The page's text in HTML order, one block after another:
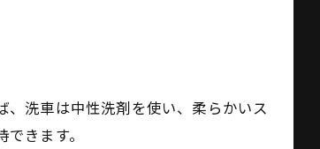
、洗車は中性洗剤を使い、柔らかいス
きます。